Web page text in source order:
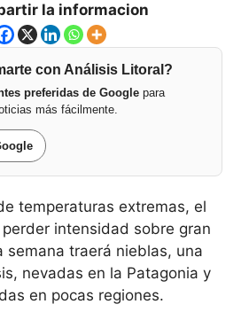
la informacion
con Análisis Litoral?
preferidas de Google para
más fácilmente.
temperaturas extremas, el
intensidad sobre gran
semana traerá nieblas, una
nevadas en la Patagonia y
en pocas regiones.